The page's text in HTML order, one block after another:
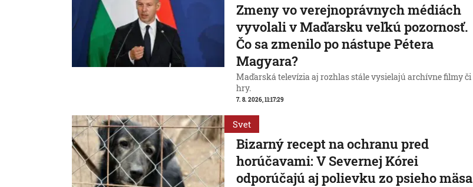
Zmeny vo verejnoprávnych médiách
vyvolali v Maďarsku veľkú pozornosť.
Čo sa zmenilo po nástupe Pétera
Magyara?
Maďarská televízia aj rozhlas stále vysielajú archívne filmy či
hry.
7. 8. 2026, 11:17:29
Svet
Bizarný recept na ochranu pred
horúčavami: V Severnej Kórei
odporúčajú aj polievku zo psieho mäsa